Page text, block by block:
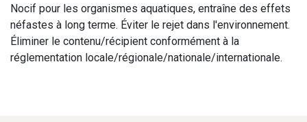
Nocif pour les organismes aquatiques, entraîne des effets
néfastes à long terme. Éviter le rejet dans l'environnement.
Éliminer le contenu/récipient conformément à la
réglementation locale/régionale/nationale/internationale.